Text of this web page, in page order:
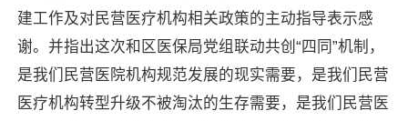
建工作及对民营医疗机构相关政策的主动指导表示感
谢。并指出这次和区医保局党组联动共创“四同”机制，
是我们民营医院机构规范发展的现实需要，是我们民营
医疗机构转型升级不被淘汰的生存需要，是我们民营医